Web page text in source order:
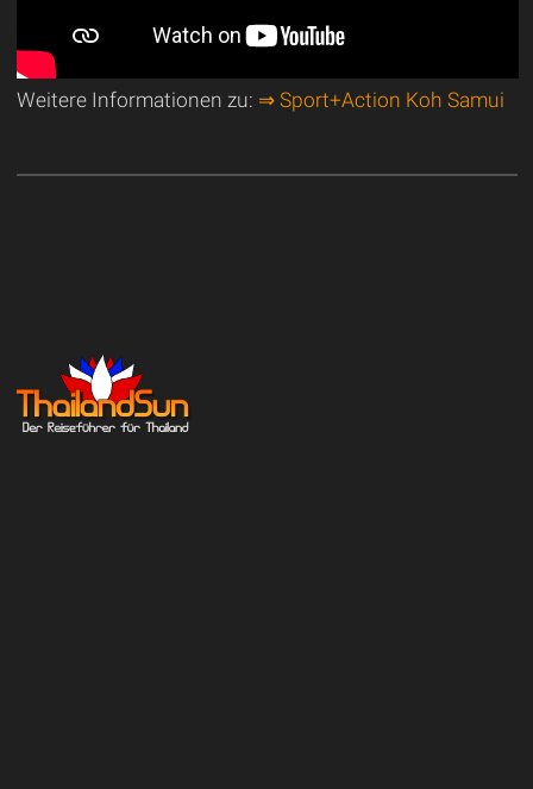
Weitere Informationen zu: ⇒ Sport+Action Koh Samui